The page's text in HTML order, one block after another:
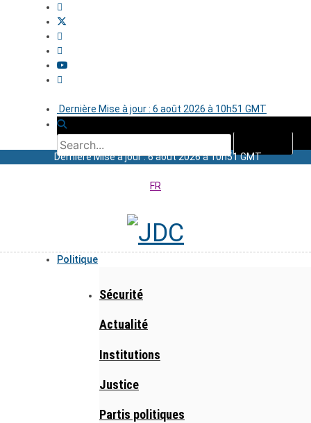
Dernière Mise à jour : 6 août 2026 à 10h51 GMT
Dernière Mise à jour : 6 août 2026 à 10h51 GMT
FR
Politique
Sécurité
Actualité
Institutions
Justice
Partis politiques